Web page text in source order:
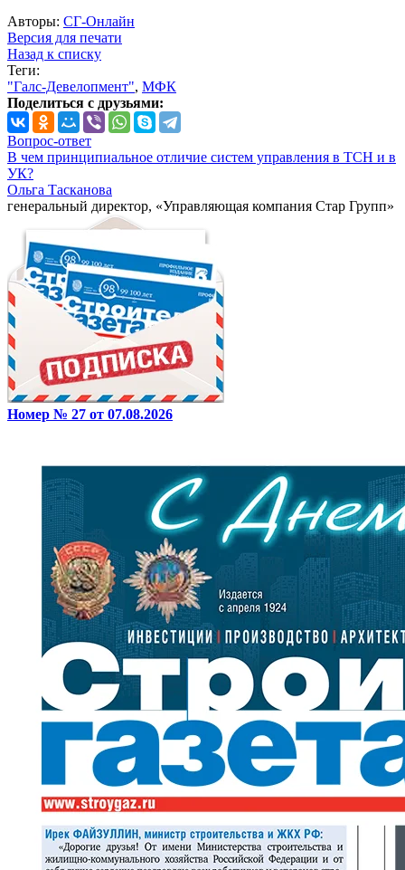
Авторы: СГ-Онлайн
Версия для печати
Назад к списку
Теги:
"Галс-Девелопмент", МФК
Поделиться с друзьями:
Вопрос-ответ
В чем принципиальное отличие систем управления в ТСН и в
УК?
Ольга Тасканова
генеральный директор, «Управляющая компания Стар Групп»
Номер № 27 от 07.08.2026